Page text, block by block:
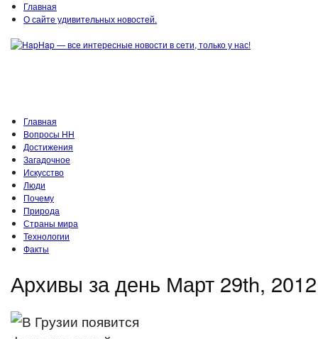
Главная
О сайте удивительных новостей.
Главная
Вопросы HH
Достижения
Загадочное
Искусство
Люди
Почему
Природа
Страны мира
Технологии
Факты
Архивы за день Март 29th, 2012